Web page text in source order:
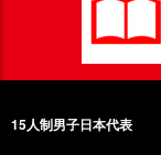
15人制男子日本代表